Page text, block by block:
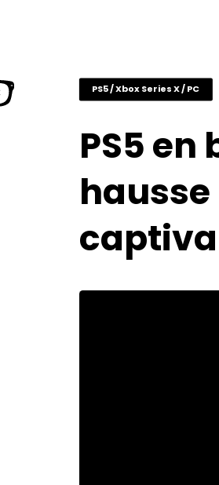
PS5 / Xbox Series X / PC
PS5 en